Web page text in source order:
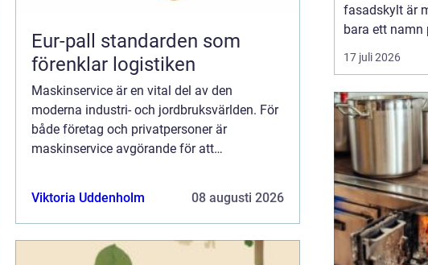
Eur-pall standarden som
förenklar logistiken
Maskinservice är en vital del av den
moderna industri- och jordbruksvärlden. För
både företag och privatpersoner är
maskinservice avgörande för att
Viktoria Uddenholm
08 augusti 2026
fasadskylt är
bara ett namn
vägg. Den
företagets
signalerar
någon ens har
innanför
17 juli 2026